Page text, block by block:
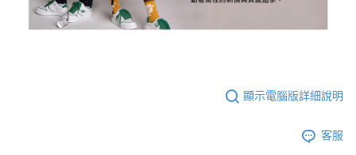
顯示電腦版詳細說明
客服